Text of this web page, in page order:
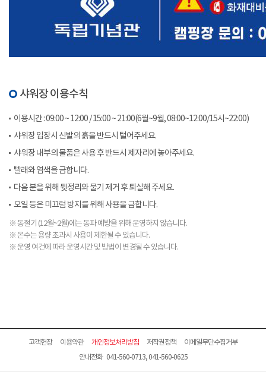
샤워장 이용수칙
이용시간 : 09:00 ~ 12:00 / 15:00 ~ 21:00(6월~9월, 08:00~12:00/15시~22:00)
샤워장 입장시 신발의 흙을 반드시 털어주세요.
샤워장 내부의 물품은 사용 후 반드시 제자리에 놓아주세요.
빨래와 염색을 금합니다.
다음 분을 위해 뒷정리와 물기 제거 후 퇴실해 주세요.
오일 등은 미끄럼 방지를 위해 사용을 금합니다.
※ 동절기 (12월~2월)에는 동파 예방을 위해 운영하지 않습니다.
※ 온수는 용량 초과시 사용이 제한될 수 있습니다.
※ 운영 여건에 따라 운영시간 및 방법이 변경될 수 있습니다.
고객헌장 이용약관 개인정보처리방침 저작권정책
이메일무단수집거부
안내전화 041-560-0713, 041-560-0625